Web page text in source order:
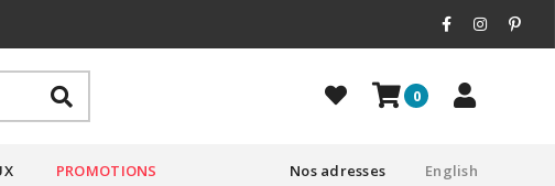
0
PROMOTIONS English
Nos adresses